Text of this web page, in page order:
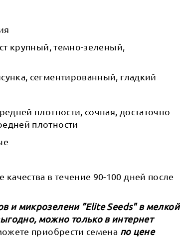
крупный, темно-зеленый,
сегментированный, гладкий
плотности, сочная, достаточно
плотности
в течение 90-100 дней после
и микрозелени ”Elite Seeds" в мелкой
можно только в интернет
приобрести семена по цене